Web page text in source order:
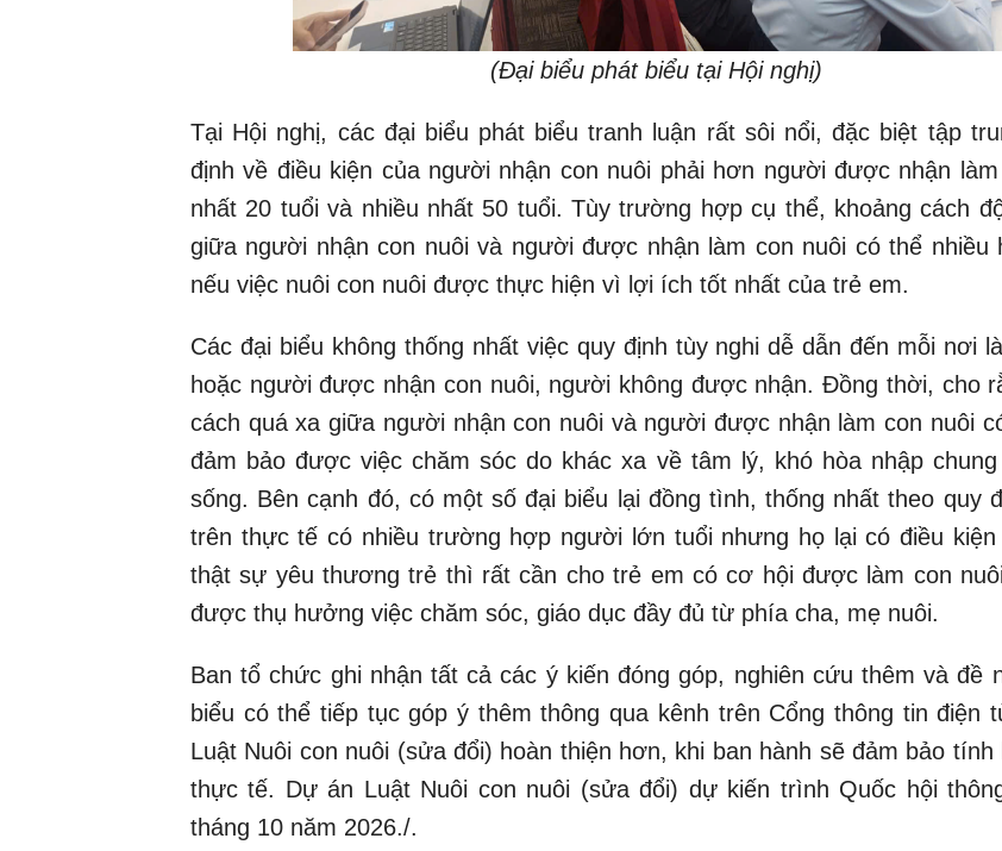
(Đại biểu phát biểu tại Hội nghị)
Tại Hội nghị, các đại biểu phát biểu tranh luận rất sôi nổi, đặc biệt tập
định về điều kiện của người nhận con nuôi phải hơn người được nhận
nhất 20 tuổi và nhiều nhất 50 tuổi. Tùy trường hợp cụ thể, khoảng cách
giữa người nhận con nuôi và người được nhận làm con nuôi có thể nhiều
nếu việc nuôi con nuôi được thực hiện vì lợi ích tốt nhất của trẻ em.
Các đại biểu không thống nhất việc quy định tùy nghi dễ dẫn đến mỗi nơi
hoặc người được nhận con nuôi, người không được nhận. Đồng thời, cho
cách quá xa giữa người nhận con nuôi và người được nhận làm con nuôi
đảm bảo được việc chăm sóc do khác xa về tâm lý, khó hòa nhập
sống. Bên cạnh đó, có một số đại biểu lại đồng tình, thống nhất theo quy
trên thực tế có nhiều trường hợp người lớn tuổi nhưng họ lại có điều kiện
thật sự yêu thương trẻ thì rất cần cho trẻ em có cơ hội được làm con
được thụ hưởng việc chăm sóc, giáo dục đầy đủ từ phía cha, mẹ nuôi.
Ban tổ chức ghi nhận tất cả các ý kiến đóng góp, nghiên cứu thêm và đề
biểu có thể tiếp tục góp ý thêm thông qua kênh trên Cổng thông tin điện
Luật Nuôi con nuôi (sửa đổi) hoàn thiện hơn, khi ban hành sẽ đảm bảo tính
thực tế. Dự án Luật Nuôi con nuôi (sửa đổi) dự kiến trình Quốc hội
tháng 10 năm 2026./.